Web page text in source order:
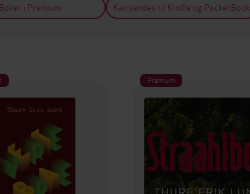
Bøker i Premium Kan sendes til Kindle og PocketBook
Premium